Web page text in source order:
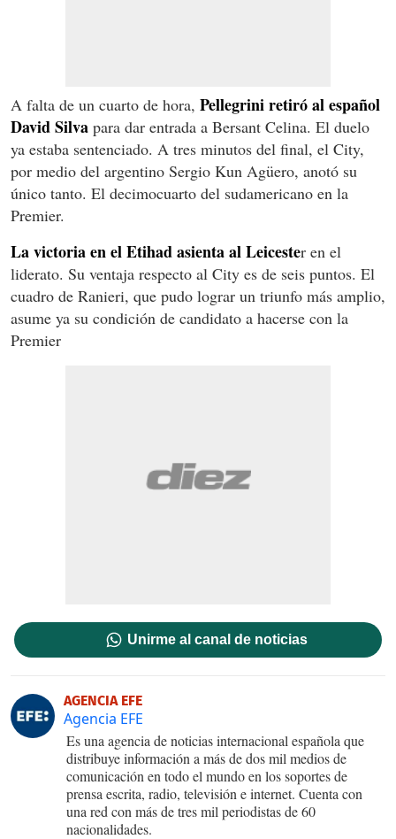
A falta de un cuarto de hora, Pellegrini retiró al español
David Silva para dar entrada a Bersant Celina. El duelo
ya estaba sentenciado. A tres minutos del final, el City,
por medio del argentino Sergio Kun Agüero, anotó su
único tanto. El decimocuarto del sudamericano en la
Premier.
La victoria en el Etihad asienta al Leicester en el
liderato. Su ventaja respecto al City es de seis puntos. El
cuadro de Ranieri, que pudo lograr un triunfo más amplio,
asume ya su condición de candidato a hacerse con la
Premier
Unirme al canal de noticias
AGENCIA EFE
Agencia EFE
Es una agencia de noticias internacional española que
distribuye información a más de dos mil medios de
comunicación en todo el mundo en los soportes de
prensa escrita, radio, televisión e internet. Cuenta con
una red con más de tres mil periodistas de 60
nacionalidades.